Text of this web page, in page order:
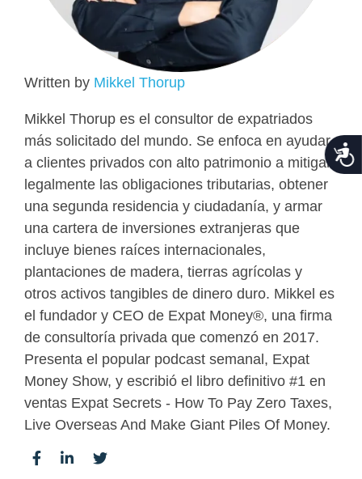
Written by Mikkel Thorup
Mikkel Thorup es el consultor de expatriados
más solicitado del mundo. Se enfoca en ayudar
a clientes privados con alto patrimonio a mitigar
legalmente las obligaciones tributarias, obtener
una segunda residencia y ciudadanía, y armar
una cartera de inversiones extranjeras que
incluye bienes raíces internacionales,
plantaciones de madera, tierras agrícolas y
otros activos tangibles de dinero duro. Mikkel es
el fundador y CEO de Expat Money®, una firma
de consultoría privada que comenzó en 2017.
Presenta el popular podcast semanal, Expat
Money Show, y escribió el libro definitivo #1 en
ventas Expat Secrets - How To Pay Zero Taxes,
Live Overseas And Make Giant Piles Of Money.